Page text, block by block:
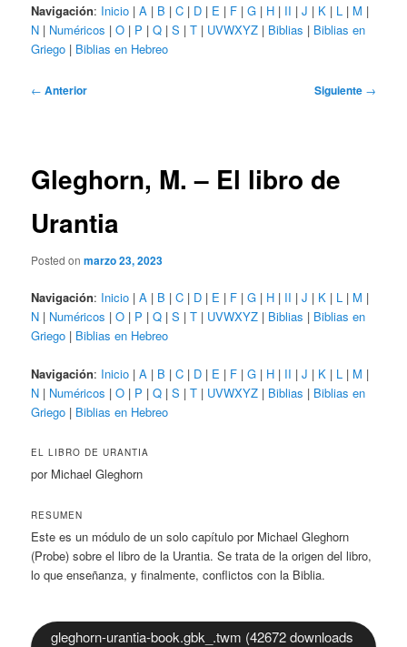
Navigación: Inicio |A | B |C | D | E | F |G | H | II |J | K | L | M |
N | Numéricos |O | P |Q |S |T | UVWXYZ | Biblias | Biblias en
Griego | Biblias en Hebreo
Navegación
← Anterior Siguiente →
Gleghorn, M. – El libro de
Urantia
Posted onmarzo 23, 2023
Navigación: Inicio |A | B |C | D | E | F |G | H | II |J | K | L | M |
N | Numéricos |O | P |Q |S |T | UVWXYZ | Biblias | Biblias en
Griego | Biblias en Hebreo
Navigación: Inicio |A | B |C | D | E | F |G | H | II |J | K | L | M |
N | Numéricos |O | P |Q |S |T | UVWXYZ | Biblias | Biblias en
Griego | Biblias en Hebreo
EL LIBRO DE URANTIA
por Michael Gleghorn
RESUMEN
Este es un módulo de un solo capítulo por Michael Gleghorn
(Probe) sobre el libro de la Urantia. Se trata de la origen del libro,
lo que enseñanza, y finalmente, conflictos con la Biblia.
gleghorn-urantia-book.gbk_.twm (42672 downloads